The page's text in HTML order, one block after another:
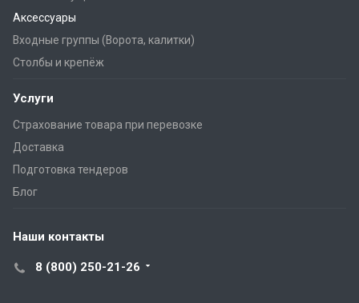
Аксессуары
Входные группы (Ворота, калитки)
Столбы и крепёж
Услуги
Страхование товара при перевозке
Доставка
Подготовка тендеров
Блог
Наши контакты
8 (800) 250-21-26